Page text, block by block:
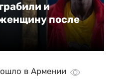
и
после
в Армении